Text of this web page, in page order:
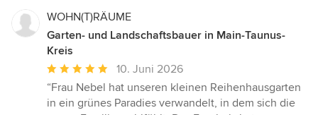
WOHN(T)RÄUME
Garten- und Landschaftsbauer in Main-Taunus-
Kreis
Durchschnittliche
Bewertung:
5
10. Juni 2026
“Frau Nebel hat unseren kleinen Reihenhausgarten
in ein grünes Paradies verwandelt, in dem sich die